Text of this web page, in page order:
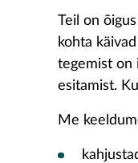
Teil on
kohta
tegemist on
esitamist.
Me